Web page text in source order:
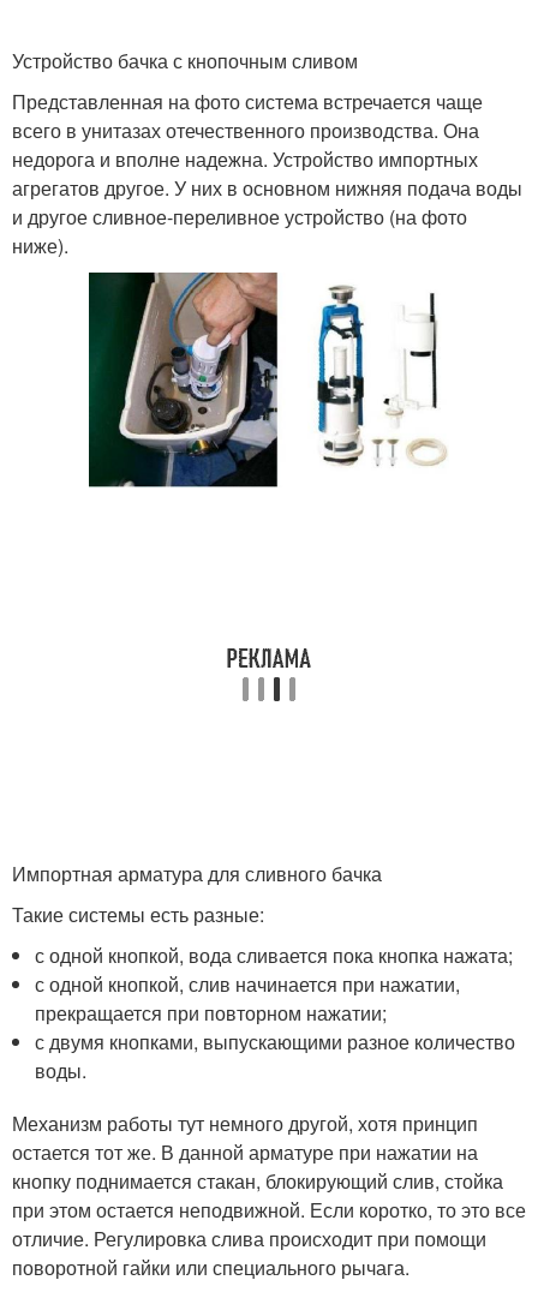
Устройство бачка с кнопочным сливом
Представленная на фото система встречается чаще
всего в унитазах отечественного производства. Она
недорога и вполне надежна. Устройство импортных
агрегатов другое. У них в основном нижняя подача воды
и другое сливное-переливное устройство (на фото
ниже).
Импортная арматура для сливного бачка
Такие системы есть разные:
с одной кнопкой, вода сливается пока кнопка нажата;
с одной кнопкой, слив начинается при нажатии,
прекращается при повторном нажатии;
с двумя кнопками, выпускающими разное количество
воды.
Механизм работы тут немного другой, хотя принцип
остается тот же. В данной арматуре при нажатии на
кнопку поднимается стакан, блокирующий слив, стойка
при этом остается неподвижной. Если коротко, то это все
отличие. Регулировка слива происходит при помощи
поворотной гайки или специального рычага.